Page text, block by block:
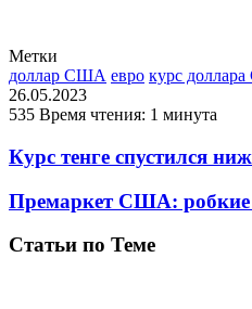
Метки
доллар США евро курс
26.05.2023
535 Время чтения: 1 минута
Курс тенге спустился
Премаркет США:
Статьи по Теме